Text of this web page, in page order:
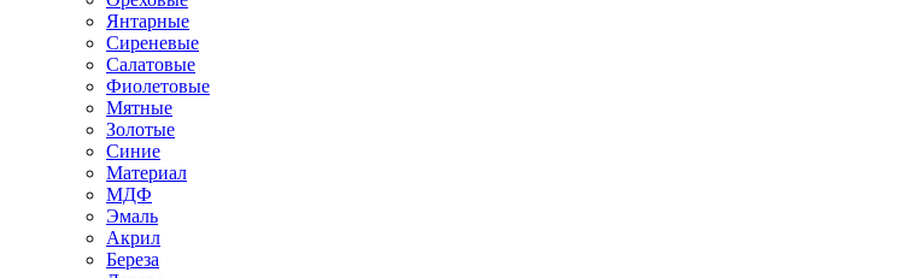
Янтарные
Сиреневые
Салатовые
Фиолетовые
Мятные
Золотые
Синие
Материал
МДФ
Эмаль
Акрил
Береза